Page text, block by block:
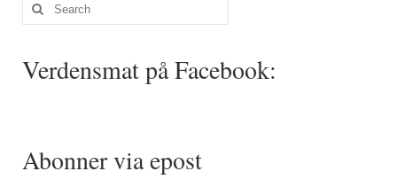
Mirepoix
Norsk fjordkrydder
Search
for:
Verdensmat på Facebook:
Abonner via epost